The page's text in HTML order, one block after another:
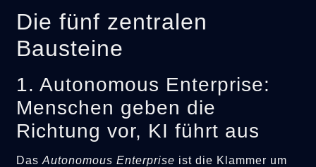
Die fünf zentralen
Bausteine
1. Autonomous Enterprise:
Menschen geben die
Richtung vor, KI führt aus
DasAutonomous Enterprise ist die Klammer um